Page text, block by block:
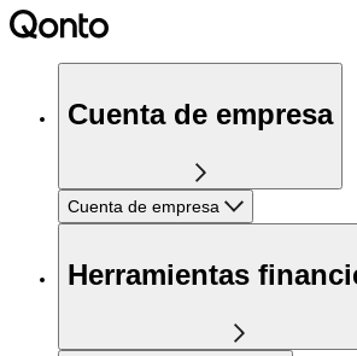
Cuenta de empresa
Cuenta de empresa
Herramientas